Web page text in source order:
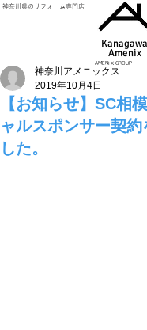
神奈川県のリフォーム専門店
Kanagawa
Amenix​
AMENIX GROUP
【お知らせ】SC相
ャルスポンサー契約
した。
神奈川アメニックス
2019年10月4日